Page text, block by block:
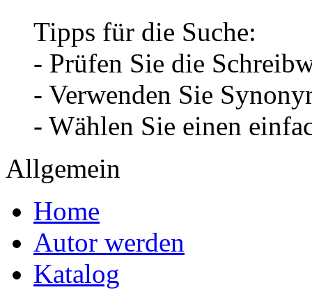
Tipps für die Suche:
- Prüfen Sie die
- Verwenden Sie
- Wählen Sie einen
Allgemein
Home
Autor werden
Katalog